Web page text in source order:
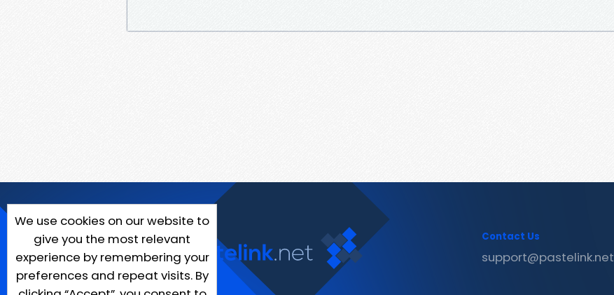
We use cookies on our website to
give you the most relevant
experience by remembering your
preferences and repeat visits. By
Contact Us
support@pastelink.net